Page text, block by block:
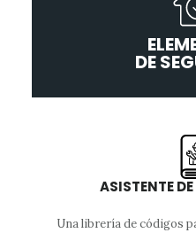
DE
ASISTENTE
Una librería de códigos